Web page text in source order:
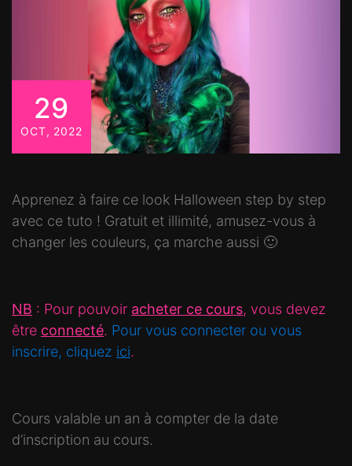
29
OCT, 2022
Apprenez à faire ce look Halloween step by step
avec ce tuto ! Gratuit et illimité, amusez-vous à
changer les couleurs, ça marche aussi 🙂
NB : Pour pouvoir acheter ce cours, vous devez
être connecté. Pour vous connecter ou vous
inscrire, cliquez ici.
Cours valable un an à compter de la date
d’inscription au cours.